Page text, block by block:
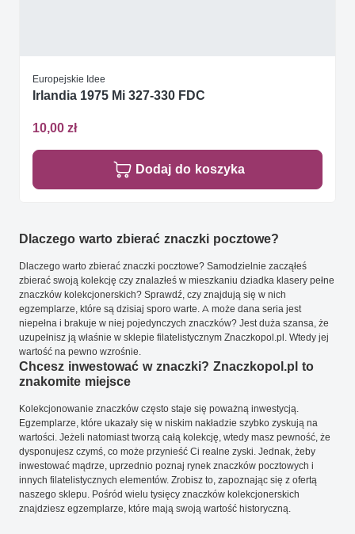
Europejskie Idee
Irlandia 1975 Mi 327-330 FDC
10,00 zł
Dodaj do koszyka
Dlaczego warto zbierać znaczki pocztowe?
Dlaczego warto zbierać znaczki pocztowe? Samodzielnie zacząłeś
zbierać swoją kolekcję czy znalazłeś w mieszkaniu dziadka klasery pełne
znaczków kolekcjonerskich? Sprawdź, czy znajdują się w nich
egzemplarze, które są dzisiaj sporo warte. A może dana seria jest
niepełna i brakuje w niej pojedynczych znaczków? Jest duża szansa, że
uzupełnisz ją właśnie w sklepie filatelistycznym Znaczkopol.pl. Wtedy jej
wartość na pewno wzrośnie.
Chcesz inwestować w znaczki? Znaczkopol.pl to
znakomite miejsce
Kolekcjonowanie znaczków często staje się poważną inwestycją.
Egzemplarze, które ukazały się w niskim nakładzie szybko zyskują na
wartości. Jeżeli natomiast tworzą całą kolekcję, wtedy masz pewność, że
dysponujesz czymś, co może przynieść Ci realne zyski. Jednak, żeby
inwestować mądrze, uprzednio poznaj rynek znaczków pocztowych i
innych filatelistycznych elementów. Zrobisz to, zapoznając się z ofertą
naszego sklepu. Pośród wielu tysięcy znaczków kolekcjonerskich
znajdziesz egzemplarze, które mają swoją wartość historyczną.